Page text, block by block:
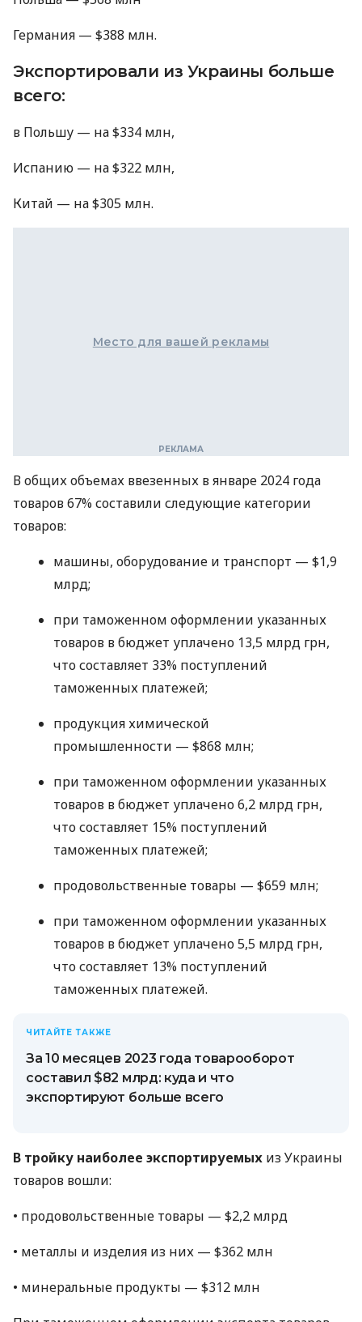
Германия — $388 млн.
Экспортировали из Украины больше
всего:
в Польшу — на $334 млн,
Испанию — на $322 млн,
Китай — на $305 млн.
Место для вашей рекламы
В общих объемах ввезенных в январе 2024 года
товаров 67% составили следующие категории
товаров:
машины, оборудование и транспорт — $1,9
млрд;
при таможенном оформлении указанных
товаров в бюджет уплачено 13,5 млрд грн,
что составляет 33% поступлений
таможенных платежей;
продукция химической
промышленности — $868 млн;
при таможенном оформлении указанных
товаров в бюджет уплачено 6,2 млрд грн,
что составляет 15% поступлений
таможенных платежей;
продовольственные товары — $659 млн;
при таможенном оформлении указанных
товаров в бюджет уплачено 5,5 млрд грн,
что составляет 13% поступлений
таможенных платежей.
ЧИТАЙТЕ ТАКЖЕ
За 10 месяцев 2023 года товарооборот
составил $82 млрд: куда и что
экспортируют больше всего
В тройку наиболее экспортируемых из Украины
товаров вошли:
• продовольственные товары — $2,2 млрд
• металлы и изделия из них — $362 млн
• минеральные продукты — $312 млн